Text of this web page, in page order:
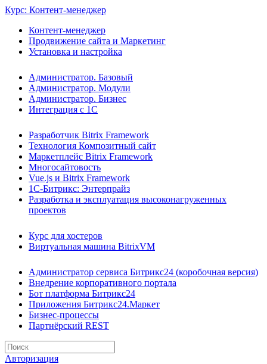
Курс: Контент-менеджер
Контент-менеджер
Продвижение сайта и Маркетинг
Установка и настройка
Администратор. Базовый
Администратор. Модули
Администратор. Бизнес
Интеграция с 1С
Разработчик Bitrix Framework
Технология Композитный сайт
Маркетплейс Bitrix Framework
Многосайтовость
Vue.js и Bitrix Framework
1С-Битрикс: Энтерпрайз
Разработка и эксплуатация высоконагруженных
проектов
Курс для хостеров
Виртуальная машина BitrixVM
Администратор сервиса Битрикс24 (коробочная версия)
Внедрение корпоративного портала
Бот платформа Битрикс24
Приложения Битрикс24.Маркет
Бизнес-процессы
Партнёрский REST
Авторизация